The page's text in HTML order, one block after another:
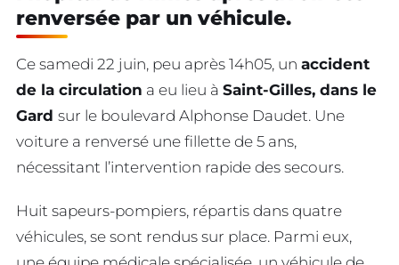
renversée par un véhicule.
Ce samedi 22 juin, peu après 14h05, un accident
de la circulation a eu lieu à Saint-Gilles, dans le
Gard sur le boulevard Alphonse Daudet. Une
voiture a renversé une fillette de 5 ans,
nécessitant l’intervention rapide des secours.
Huit sapeurs-pompiers, répartis dans quatre
véhicules, se sont rendus sur place. Parmi eux,